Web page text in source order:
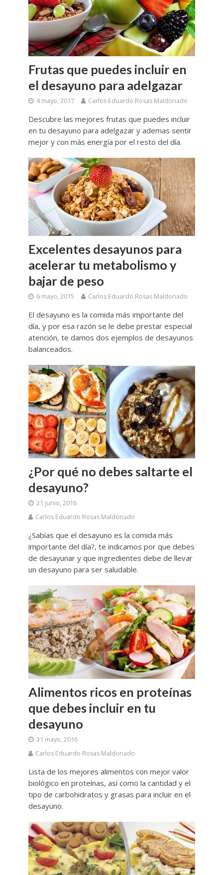
Frutas que puedes incluir en
el desayuno para adelgazar
4 mayo, 2017 Carlos Eduardo Rosas Maldonado
Descubre las mejores frutas que puedes incluir
en tu desayuno para adelgazar y ademas sentir
mejor y con más energía por el resto del día.
Excelentes desayunos para
acelerar tu metabolismo y
bajar de peso
6 mayo, 2015 Carlos Eduardo Rosas Maldonado
El desayuno es la comida más importante del
día, y por esa razón se le debe prestar especial
atención, te damos dos ejemplos de desayunos
balanceados.
¿Por qué no debes saltarte el
desayuno?
21 junio, 2016
Carlos Eduardo Rosas Maldonado
¿Sabías que el desayuno es la comida más
importante del día?, te indicamos por que debes
de desayunar y que ingredientes debe de llevar
un desayuno para ser saludable.
Alimentos ricos en proteínas
que debes incluir en tu
desayuno
31 mayo, 2016
Carlos Eduardo Rosas Maldonado
Lista de los mejores alimentos con mejor valor
biológico en proteínas, así como la cantidad y el
tipo de carbohidratos y grasas para incluir en el
desayuno.